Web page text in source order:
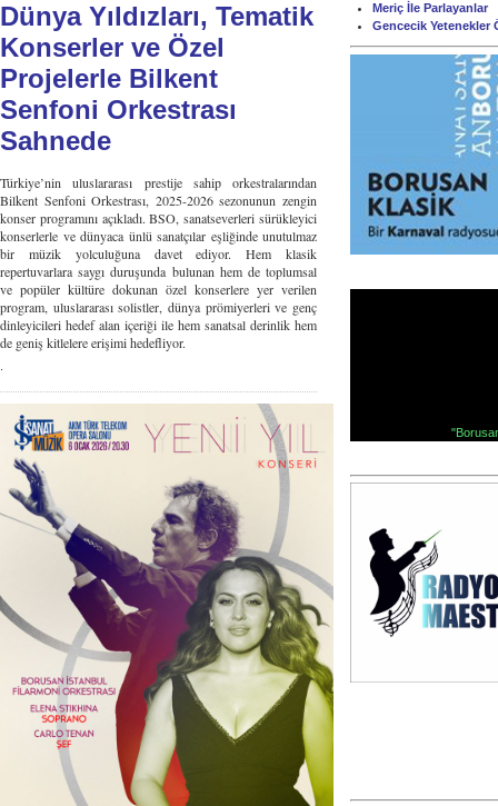
Dünya Yıldızları, Tematik
Konserler ve Özel
Projelerle Bilkent
Senfoni Orkestrası
Sahnede
Türkiye’nin uluslararası prestije sahip orkestralarından
Bilkent Senfoni Orkestrası, 2025-2026 sezonunun zengin
konser programını açıkladı. BSO, sanatseverleri sürükleyici
konserlerle ve dünyaca ünlü sanatçılar eşliğinde unutulmaz
bir müzik yolculuğuna davet ediyor. Hem klasik
repertuvarlara saygı duruşunda bulunan hem de toplumsal
ve popüler kültüre dokunan özel konserlere yer verilen
program, uluslararası solistler, dünya prömiyerleri ve genç
dinleyicileri hedef alan içeriği ile hem sanatsal derinlik hem
de geniş kitlelere erişimi hedefliyor.
Meriç İle Parlayanlar
Gencecik Yetenekler